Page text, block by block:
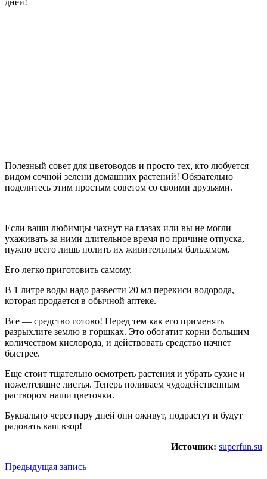
Полезный совет для цветоводов и просто тех, кто любуется
видом сочной зелени домашних растений! Обязательно
поделитесь этим простым советом со своими друзьями.
Если ваши любимцы чахнут на глазах или вы не могли
ухаживать за ними длительное время по причине отпуска,
нужно всего лишь полить их живительным бальзамом.
Его легко приготовить самому.
В 1 литре воды надо развести 20 мл перекиси водорода,
которая продается в обычной аптеке.
Все — средство готово! Перед тем как его применять
разрыхлите землю в горшках. Это обогатит корни большим
количеством кислорода, и действовать средство начнет
быстрее.
Еще стоит тщательно осмотреть растения и убрать сухие и
пожелтевшие листья. Теперь поливаем чудодейственным
раствором наши цветочки.
Буквально через пару дней они оживут, подрастут и будут
радовать ваш взор!
Источник: superfun.su
Предыдущая запись